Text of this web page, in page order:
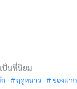
ป็นที่นิยม
ฤดูหนาว ของฝาก